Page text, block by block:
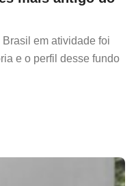
em atividade foi
e o perfil desse fundo